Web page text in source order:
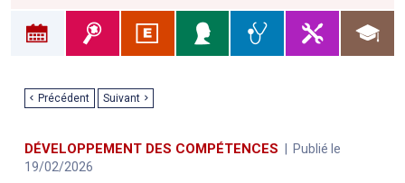
Précédent Suivant
DÉVELOPPEMENT DES COMPÉTENCES
Publié le
19/02/2026